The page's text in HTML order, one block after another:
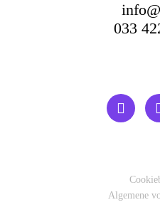
033
Algemene